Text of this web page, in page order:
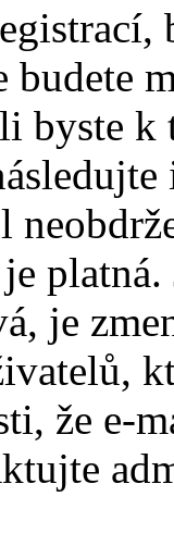
budete
byste k
je
že e-